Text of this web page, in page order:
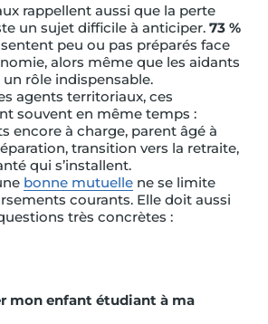
rappellent aussi que la perte
un sujet difficile à anticiper. 73 %
peu ou pas préparés face
alors même que les aidants
rôle indispensable.
agents territoriaux, ces
souvent en même temps :
encore à charge, parent âgé à
transition vers la retraite,
qui s’installent.
bonne mutuelle ne se limite
courants. Elle doit aussi
très concrètes :
mon enfant étudiant à ma